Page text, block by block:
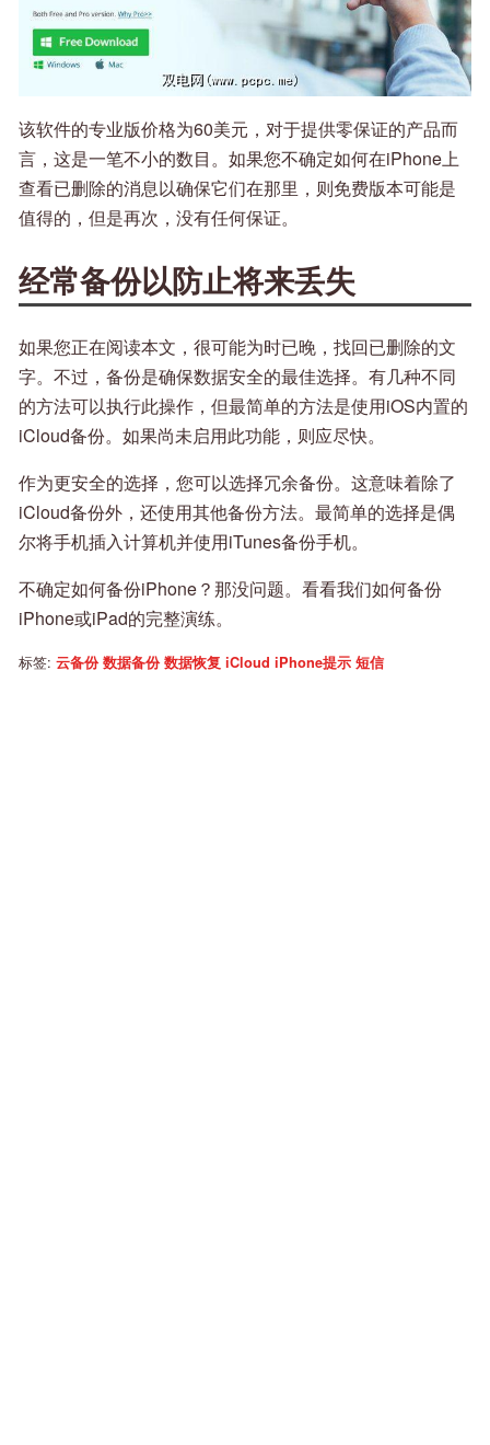
该软件的专业版价格为60美元，对于提供零保证的产品而
言，这是一笔不小的数目。如果您不确定如何在iPhone上
查看已删除的消息以确保它们在那里，则免费版本可能是
值得的，但是再次，没有任何保证。
经常备份以防止将来丢失
如果您正在阅读本文，很可能为时已晚，找回已删除的文
字。不过，备份是确保数据安全的最佳选择。有几种不同
的方法可以执行此操作，但最简单的方法是使用iOS内置的
iCloud备份。如果尚未启用此功能，则应尽快。
作为更安全的选择，您可以选择冗余备份。这意味着除了
iCloud备份外，还使用其他备份方法。最简单的选择是偶
尔将手机插入计算机并使用iTunes备份手机。
不确定如何备份iPhone？那没问题。看看我们如何备份
iPhone或iPad的完整演练。
标签: 云备份 数据备份 数据恢复 iCloud iPhone提示 短信